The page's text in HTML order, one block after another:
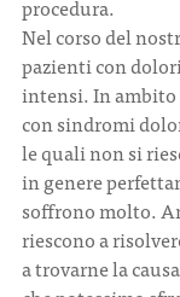
procedura.
Nel corso del
pazienti con
intensi. In ambito
con sindromi
le quali non si
in genere
soffrono molto.
riescono a
a trovarne la